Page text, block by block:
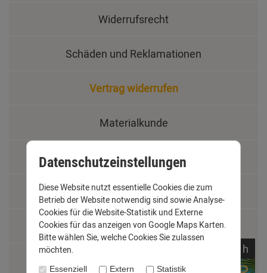
Widerrufsrecht
Schäden und Reklamationen
Vertrag widerrufen
Materialkunde
Fachbegriffe
Jobs
Montage und Installationshilfen
h
Datenschutzeinstellungen
Diese Website nutzt essentielle Cookies die zum
Betrieb der Website notwendig sind sowie Analyse-
Cookies für die Website-Statistik und Externe
Cookies für das anzeigen von Google Maps Karten.
Bitte wählen Sie, welche Cookies Sie zulassen
möchten.
Essenziell Extern Statistik